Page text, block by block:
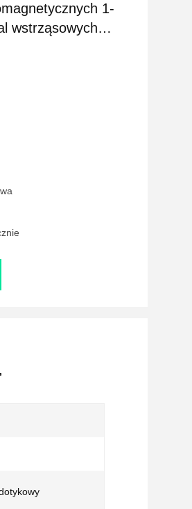
1-
wstrząsowych
,